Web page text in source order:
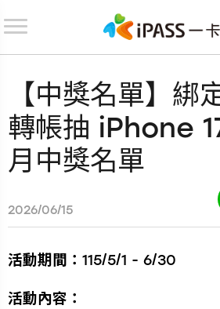
【中獎名單】綁
轉帳抽 iPhone
月中獎名單
2026/06/15
活動期間： 115/5/1 - 6/30
活動內容：